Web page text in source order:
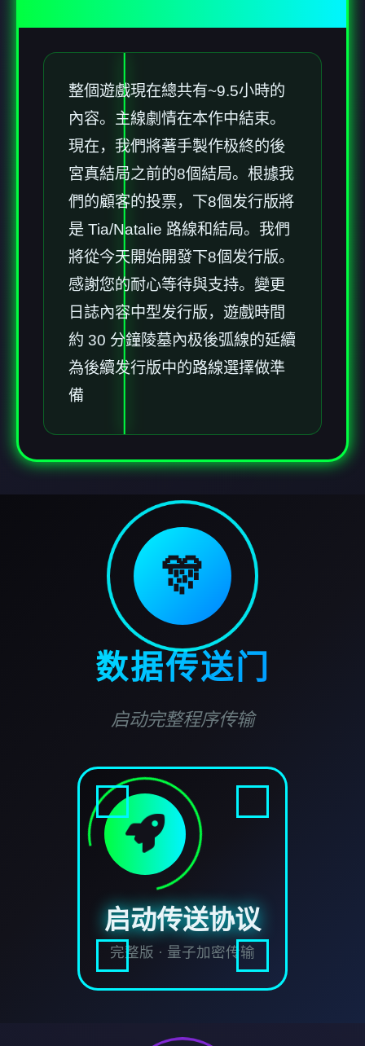
整個遊戲現在總共有~9.5小時的
內容。主線劇情在本作中結束。
現在，我們將著手製作极終的後
宮真結局之前的8個結局。根據我
們的顧客的投票，下8個发行版將
是 Tia/Natalie 路線和結局。我們
將從今天開始開發下8個发行版。
感謝您的耐心等待與支持。變更
日誌內容中型发行版，遊戲時間
約 30 分鐘陵墓內极後弧線的延續
為後續发行版中的路線選擇做準
備
🎊
数据传送门
启动完整程序传输
启动传送协议
完整版 · 量子加密传输